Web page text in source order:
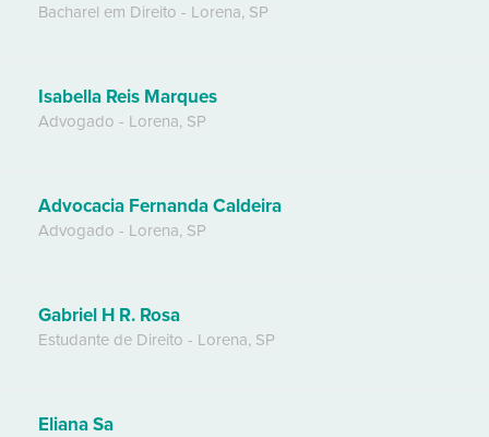
Bacharel em Direito - Lorena, SP
Isabella Reis Marques
Advogado - Lorena, SP
Advocacia Fernanda Caldeira
Advogado - Lorena, SP
Gabriel H R. Rosa
Estudante de Direito - Lorena, SP
Eliana Sa